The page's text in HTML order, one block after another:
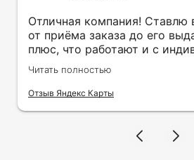
Отличная компания!
от приёма заказа до его
плюс, что работают и с
заказами. Нелбходимо было
на кружку в подарок. Заказ
оперативно и ооочень
терпеливость, отвечала на
Читать полностью
Отзыв Яндекс Карты